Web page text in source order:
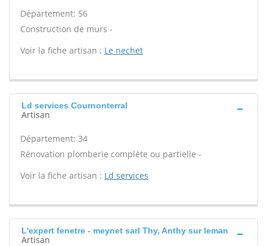
Département: 56
Construction de murs -
Voir la fiche artisan : Le nechet
Ld services Cournonterral
Artisan
Département: 34
Rénovation plomberie complète ou partielle -
Voir la fiche artisan : Ld services
L'expert fenetre - meynet sarl Thy, Anthy sur leman
Artisan